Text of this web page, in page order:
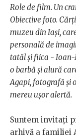
Role de film. Un
Obiective foto.
muzeu din Iași,
personală de
tatăl și fiica - Ioan-
o barbă și alură
Agapi, fotografă și
mereu ușor alertă.
Suntem invitați
arhivă a familiei